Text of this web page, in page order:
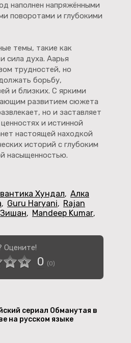
наполнен напряжёнными
поворотами и глубокими
темы, такие как
сила духа. Аарья
трудностей, но
борьбу,
и близких. С яркими
развитием сюжета
но и заставляет
и истинной
настоящей находкой
историй с глубоким
насыщенностью.
Хундал, Алка
, Guru Haryani, Rajan
Зишан, Mandeep Kumar,
Оцените!
0 (0)
сериал Обманутая в
на русском языке